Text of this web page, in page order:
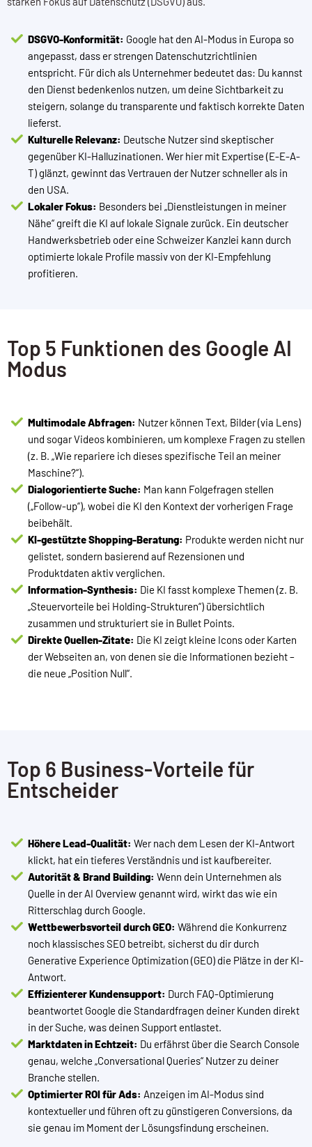
DSGVO-Konformität: Google hat den AI-Modus in Europa so
angepasst, dass er strengen Datenschutzrichtlinien
entspricht. Für dich als Unternehmer bedeutet das: Du kannst
den Dienst bedenkenlos nutzen, um deine Sichtbarkeit zu
steigern, solange du transparente und faktisch korrekte Daten
lieferst.
Kulturelle Relevanz: Deutsche Nutzer sind skeptischer
gegenüber KI-Halluzinationen. Wer hier mit Expertise (E-E-A-
T) glänzt, gewinnt das Vertrauen der Nutzer schneller als in
den USA.
Lokaler Fokus: Besonders bei „Dienstleistungen in meiner
Nähe“ greift die KI auf lokale Signale zurück. Ein deutscher
Handwerksbetrieb oder eine Schweizer Kanzlei kann durch
optimierte lokale Profile massiv von der KI-Empfehlung
profitieren.
Top 5 Funktionen des Google AI
Modus
Multimodale Abfragen: Nutzer können Text, Bilder (via Lens)
und sogar Videos kombinieren, um komplexe Fragen zu stellen
(z. B. „Wie repariere ich dieses spezifische Teil an meiner
Maschine?“).
Dialogorientierte Suche: Man kann Folgefragen stellen
(„Follow-up“), wobei die KI den Kontext der vorherigen Frage
beibehält.
KI-gestützte Shopping-Beratung: Produkte werden nicht nur
gelistet, sondern basierend auf Rezensionen und
Produktdaten aktiv verglichen.
Information-Synthesis: Die KI fasst komplexe Themen (z. B.
„Steuervorteile bei Holding-Strukturen“) übersichtlich
zusammen und strukturiert sie in Bullet Points.
Direkte Quellen-Zitate: Die KI zeigt kleine Icons oder Karten
der Webseiten an, von denen sie die Informationen bezieht –
die neue „Position Null“.
Top 6 Business-Vorteile für
Entscheider
Höhere Lead-Qualität: Wer nach dem Lesen der KI-Antwort
klickt, hat ein tieferes Verständnis und ist kaufbereiter.
Autorität & Brand Building: Wenn dein Unternehmen als
Quelle in der AI Overview genannt wird, wirkt das wie ein
Ritterschlag durch Google.
Wettbewerbsvorteil durch GEO: Während die Konkurrenz
noch klassisches SEO betreibt, sicherst du dir durch
Generative Experience Optimization (GEO) die Plätze in der KI-
Antwort.
Effizienterer Kundensupport: Durch FAQ-Optimierung
beantwortet Google die Standardfragen deiner Kunden direkt
in der Suche, was deinen Support entlastet.
Marktdaten in Echtzeit: Du erfährst über die Search Console
genau, welche „Conversational Queries“ Nutzer zu deiner
Branche stellen.
Optimierter ROI für Ads: Anzeigen im AI-Modus sind
kontextueller und führen oft zu günstigeren Conversions, da
sie genau im Moment der Lösungsfindung erscheinen.